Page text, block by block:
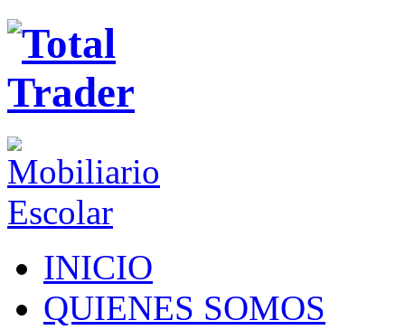
INICIO
QUIENES SOMOS